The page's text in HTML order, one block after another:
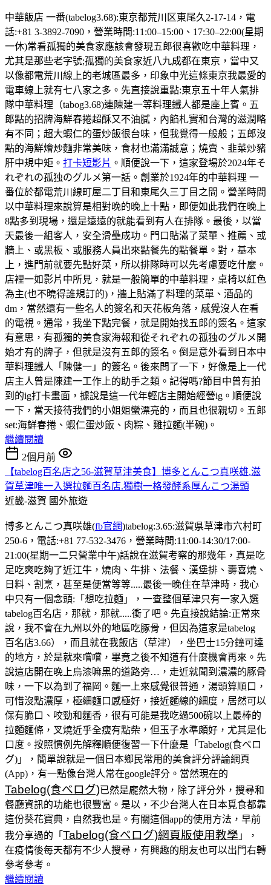
中華飯店 一番(tabelog3.68):東京都荒川区東尾久2-17-14，電
話:+81 3-3892-7090，營業時間:11:00–15:00、17:30–22:00(星期
一休)常看孤獨的美食家應該會發現五郎很喜歡吃中華料理，
尤其是那些老字號;孤獨的美食家近八九成都在東京，當中又
以像都電荒川線上的老城區最多，印象中光這條東京我最愛的
電車線上就有七八家之多。先直接說重點:東京五十年人氣排
隊中華料理（tabog3.68)連陳建一等料理鐵人都是座上賓。五
郎點的招牌海鮮春捲超酥又不油膩，內餡札實和台灣的滋潤略
有不同；超大蝦仁的蛋炒飯很台味，但我覺得一般般；五郎沒
點的海鮮燴炒麵非常美味，食材也滿滿誠意；燒賣、韭菜炒豬
肝中規中矩。 打卡短影片 。順便說一下，這家登場於2024年そ
れぞれの孤独のグルメ第一話。創業於1924年的中華料理 一
番位於都電荒川線町屋二丁目和東尾久三丁目之間。營業時間
以中華料理來說算是相對晚的晚上十點，即便如此我們在晚上
8點多到現場，還是遠遠的就能看到有人在排隊。最後，以當
天最後一組客人，安全滑壘成功。門口貼滿了菜單、推薦、或
牆上、或黑板、或服務人員出來點餐先的點餐單。對，基本
上，進門前就要先點好菜，所以排隊時可以先考慮要吃什麼。
店裡一如影片中所見，就是一般簡單的中華料理，桌椅以紅色
為主(也不曉得誰規訂的)，牆上貼滿了料理的菜單、酒品的
dm，當然還有一些名人的簽名和天花板角落，感覺沒人在看
的電視。通常，我坐下點完餐，就是開始找五郎的簽名。這家
有意思，有孤獨的美食家海報和從それぞれの孤独のグルメ開
始才有的牌子，但就是沒有五郎的簽名。倒是意外看到日本中
華料理鐵人「陳健一」的簽名。後來問了一下，好像是上一代
店主人曾是陳建一工作上的助手之類。記得嗎?節目中曾有拍
到的ig打卡畫面，據說是這一代年輕店主開始經營ig。順便說
一下，當天接待我們的小姐姐蠻漂亮的，而且也很親切。五郎
set:海鮮春捲、蝦仁蛋炒飯、肉粽、雞拉麵(半碗)。
繼續閱讀
2個月前
【tabelog百名店之56-滋賀草津美食】博多とんこつ真咲雄.滋
賀草津唯一入選拉麵百名店.獨樹一格發酵系厚んこつ湯頭
近畿-滋賀 國外旅遊
博多とんこつ真咲雄(fb官網)tabelog:3.65:滋賀県草津市穴村町
250-6，電話:+81 77-532-3476，營業時間:11:00-14:30/17:00-
21:00(星期一二只營業中午)話說在滋賀考察的那幾年，真是吃
足吃爽吃夠了近江牛，燒肉、牛排、法餐、漢堡排、壽喜燒、
日料、割烹，甚至是便當等等.....最後一晚住在草津時，我心
中只有一個念頭:「想吃拉麵」，一查整個草津只有一家入選
tabelog百名店，那就，那就.....衝了吧。先直接說結論:正常來
說，我不會在九州以外的地區吃䐁骨，但因為這家是tabelog
百名店3.66），而且就在我飯店（草津），坐巴士15分鐘可達
的地方，於是就來嚐嚐，畢竟之後不知道有什麼機會再來。先
說這店開在晚上烏漆嘛黑的道路旁…，走近就聞到濃濃的豚骨
味，一下以為到了福岡。麵一上來感覺很普通，湯頭算順口，
可惜沒點濃厚，極細麵口感極好，接近麵線的細度，居然可以
保有脆口、咬勁和麵香，很有可能是我吃過500碗以上最棒的
拉麵麵條，叉燒近乎全瘦有點柴，但玉子水準頗好，尤其是化
口度。按照慣例先解釋順便復習一下什麼是「Tabelog(食べロ
グ)」，簡單說就是一個日本鄉民常用的美食評分評論網頁
(App)，有一點像台灣人常在google評分。當然現在的
Tabelog(食べログ)已然是龐然大物，除了評分外，搜尋和
餐廳資訊的功能也很豐富。是以，不少台灣人在日本覓食都靠
這份葵花寶典，自然我也是。有關這個app的使用方法，早前
我分享過的「 Tabelog(食べログ)網頁版使用教學 」，
在疫情後每天都有不少人搜尋，有興趣的朋友也可以出門右轉
參考參考。
繼續閱讀